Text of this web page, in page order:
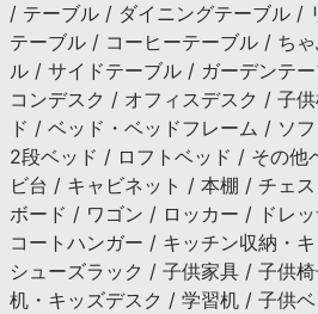
/ テーブル / ダイニングテーブル /
テーブル / コーヒーテーブル / ち
ル / サイドテーブル / ガーデンテ
コンデスク / オフィスデスク / 子
ド / ベッド・ベッドフレーム / ソ
2段ベッド / ロフトベッド / その他
ビ台 / キャビネット / 本棚 / チェ
ボード / ワゴン / ロッカー / ドレ
コートハンガー / キッチン収納・
シューズラック / 子供家具 / 子供
机・キッズデスク / 学習机 / 子供